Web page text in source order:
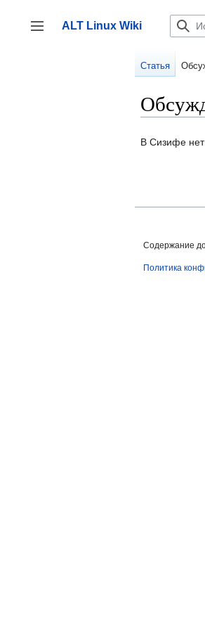
содержанию
Переключить боковую панель
ALT Linux Wiki
Статья
В Сизифе нет
Содержание
Политика